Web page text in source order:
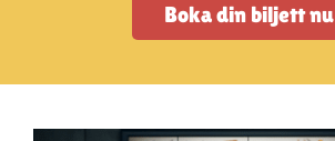
Kontakta oss
Vanliga frågor
Boka din biljett nu